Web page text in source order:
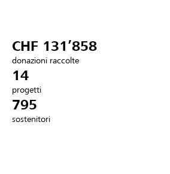
Collegarsi
Registrazione
CHF 131’858
donazioni raccolte
14
progetti
795
sostenitori